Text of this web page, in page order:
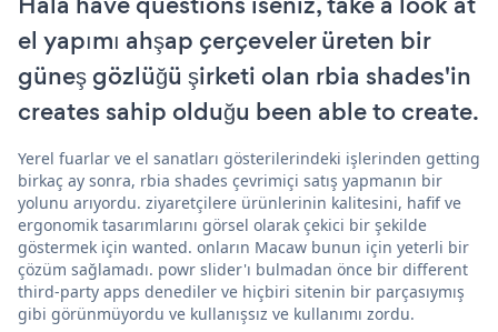
el yapımı ahşap çerçeveler üreten bir
güneş gözlüğü şirketi olan rbia shades'in
creates sahip olduğu been able to create.
Yerel fuarlar ve el sanatları gösterilerindeki işlerinden getting
birkaç ay sonra, rbia shades çevrimiçi satış yapmanın bir
yolunu arıyordu. ziyaretçilere ürünlerinin kalitesini, hafif ve
ergonomik tasarımlarını görsel olarak çekici bir şekilde
göstermek için wanted. onların Macaw bunun için yeterli bir
çözüm sağlamadı. powr slider'ı bulmadan önce bir different
third-party apps denediler ve hiçbiri sitenin bir parçasıymış
gibi görünmüyordu ve kullanışsız ve kullanımı zordu.